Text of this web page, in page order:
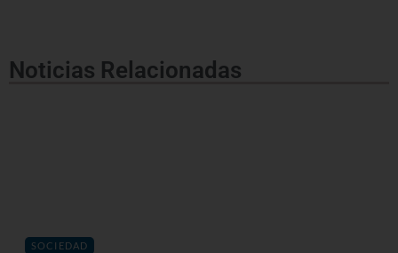
Noticias Relacionadas
SOCIEDAD